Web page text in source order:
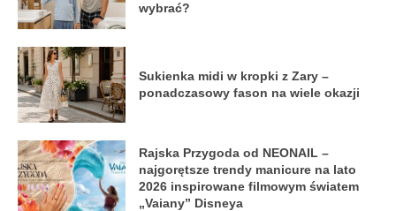
wybrać?
Sukienka midi w kropki z Zary –
ponadczasowy fason na wiele okazji
Rajska Przygoda od NEONAIL –
najgorętsze trendy manicure na lato
2026 inspirowane filmowym światem
„Vaiany” Disneya